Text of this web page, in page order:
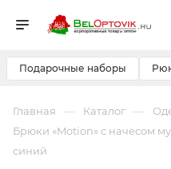
Подарочные наборы
Главная — Каталог —
Брюки «Motion» с начесом
синий